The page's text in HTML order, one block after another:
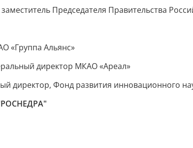
Председателя Правительства
«Группа Альянс»
директор МКАО «Ареал»
директор, Фонд развития инновационного